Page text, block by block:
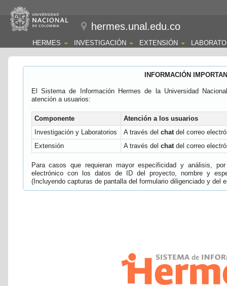
hermes.unal.edu.co
HERMES INVESTIGACIÓN EXTENSIÓN
INFORMACIÓN
El Sistema de Información Hermes de la Universidad
atención a usuarios:
Componente
Atención a los usuarios
Investigación y Laboratorios
A través del chatdel correo
Extensión
A través del chatdel correo
Para casos que requieran mayor especificidad y análisis,
electrónico con los datos de ID del proyecto, nombre y
(Incluyendo capturas de pantalla del formulario diligenciado y del